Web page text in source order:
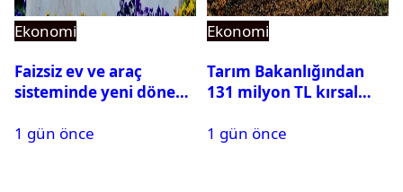
Ekonomi
Faizsiz ev ve araç
sisteminde yeni dönem:
değiştirdi
1 gün önce
Ekonomi
Tarım Bakanlığından
131 milyon TL kırsal
Toplam 688 milyon TL
1 gün önce